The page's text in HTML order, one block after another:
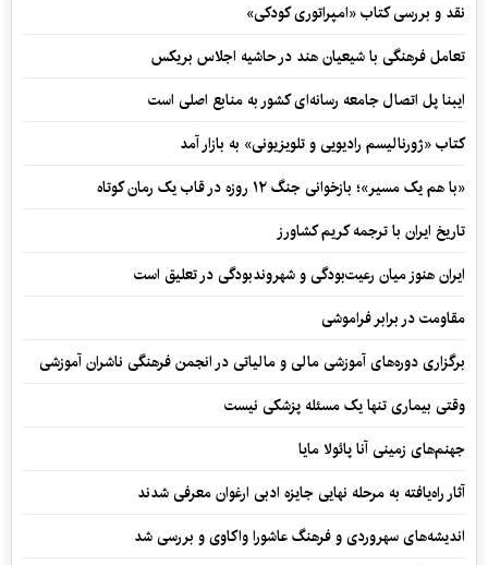
نقد و بررسی کتاب «امپراتوری کودکی»
تعامل فرهنگی با شیعیان هند در حاشیه اجلاس بریکس
ایبنا پل اتصال جامعه رسانه‌ای کشور به منابع اصلی است
کتاب «ژورنالیسم رادیویی و تلویزیونی» به بازار آمد
«با هم یک مسیر»؛ بازخوانی جنگ ۱۲ روزه در قاب یک رمان کوتاه
تاریخ ایران با ترجمه کریم کشاورز
ایران هنوز میان رعیت‌بودگی و شهروندبودگی در تعلیق است
مقاومت در برابر فراموشی
برگزاری دوره‌های آموزشی مالی و مالیاتی در انجمن فرهنگی ناشران آموزشی
وقتی بیماری تنها یک مسئله پزشکی نیست
جهنم‌های زمینی آنا پائولا مایا
آثار راه‌یافته به مرحله نهایی جایزه ادبی ارغوان معرفی شدند
اندیشه‌های سهروردی و فرهنگ عاشورا واکاوی و بررسی شد